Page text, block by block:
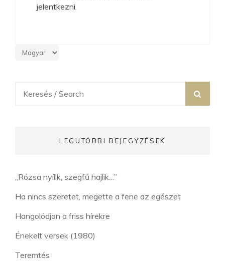
jelentkezni.
for:
LEGUTÓBBI BEJEGYZÉSEK
„Rózsa nyílik, szegfű hajlik…”
Ha nincs szeretet, megette a fene az egészet
Hangolódjon a friss hírekre
Énekelt versek (1980)
Teremtés